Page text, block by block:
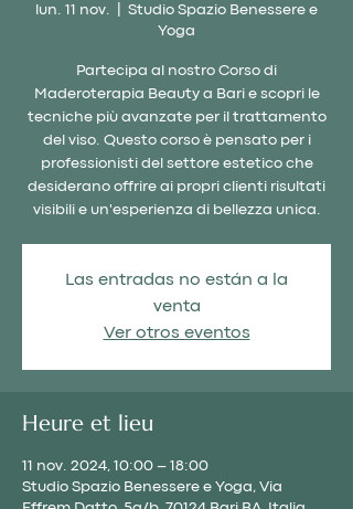
lun. 11 nov.
Studio Spazio Benessere e
Yoga
Partecipa al nostro Corso di
Maderoterapia Beauty a Bari e scopri le
tecniche più avanzate per il trattamento
del viso. Questo corso è pensato per i
professionisti del settore estetico che
desiderano offrire ai propri clienti risultati
visibili e un'esperienza di bellezza unica.
Las entradas no están a la
venta
Ver otros eventos
Heure et lieu
11 nov. 2024, 10:00 – 18:00
Studio Spazio Benessere e Yoga, Via